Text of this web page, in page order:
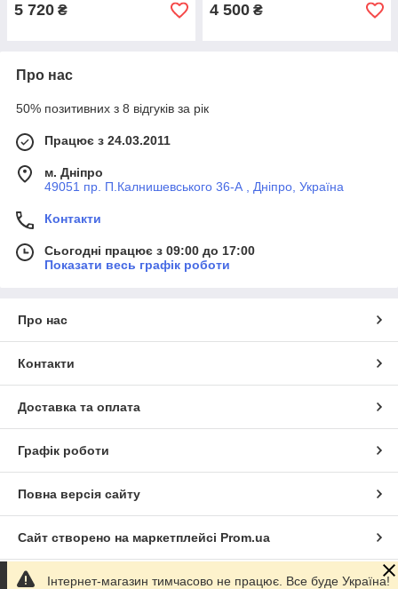
5 720 ₴ 4 500 ₴
Про нас
50% позитивних з 8 відгуків за рік
Працює з 24.03.2011
м. Дніпро
49051 пр. П.Калнишевського 36-А , Дніпро, Україна
Контакти
Сьогодні працює з 09:00 до 17:00
Показати весь графік роботи
Про нас
Контакти
Доставка та оплата
Графік роботи
Повна версія сайту
Сайт створено на маркетплейсі Prom.ua
Політика конфіденційності
Інтернет-магазин тимчасово не працює. Все буде Україна!